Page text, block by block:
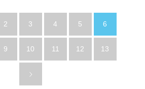
2 3 4 5 6
9 10 11 12 13